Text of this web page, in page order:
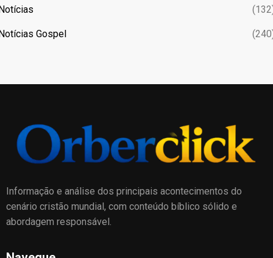
Gospel
Informação e análise dos principais acontecimentos do
cenário cristão mundial, com conteúdo bíblico sólido e
abordagem responsável.